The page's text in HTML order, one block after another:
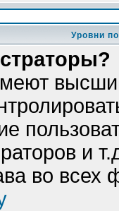
Уровни
и
во всех